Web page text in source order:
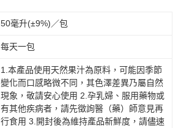
50毫升(±9%)／包
每天一包
1.本產品使用天然果汁為原料，可能因季節
變化而口感略微不同，其色澤差異乃屬自然
現象，敬請安心使用 2.孕乳婦、服用藥物或
有其他疾病者，請先徵詢醫（藥）師意見再
行食用 3.開封後為維持產品新鮮度，請儘速